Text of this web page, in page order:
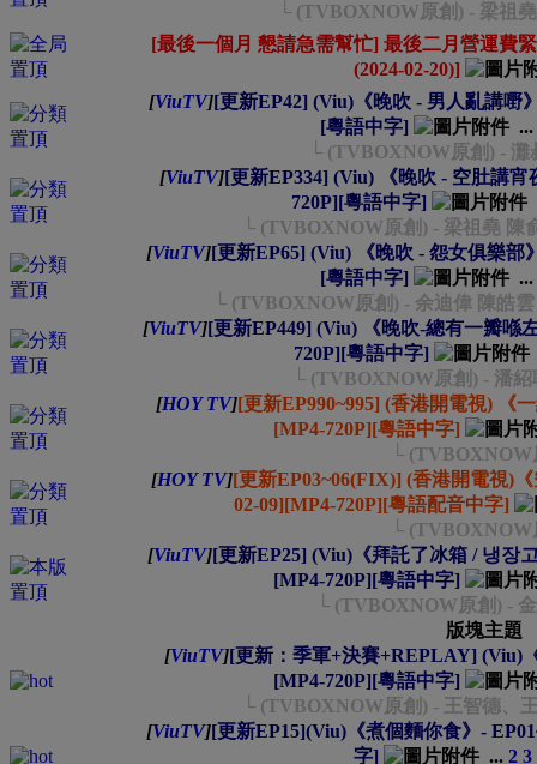
└ (TVBOXNOW原創) - 梁祖
[最後一個月 懇請急需幫忙] 最後二月營運費
(2024-02-20)]
[ViuTV][更新EP42] (Viu)《晚吹 - 男人亂講嘢
[粵語中字]
...
└ (TVBOXNOW原創) - 灘
[ViuTV][更新EP334] (Viu) 《晚吹 - 空肚講宵
720P][粵語中字]
└ (TVBOXNOW原創) - 梁祖堯 陳
[ViuTV][更新EP65] (Viu) 《晚吹 - 怨女俱樂部
[粵語中字]
...
└ (TVBOXNOW原創) - 余迪偉 陳皓
[ViuTV][更新EP449] (Viu) 《晚吹-總有一瓣喺
720P][粵語中字]
└ (TVBOXNOW原創) - 潘
[HOY TV][更新EP990~995] (香港開電視) 《
[MP4-720P][粵語中字]
└ (TVBOXNOW
[HOY TV][更新EP03~06(FIX)] (香港開電視)
02-09][MP4-720P][粵語配音中字]
└ (TVBOXNOW
[ViuTV][更新EP25] (Viu)《拜託了冰箱 / 냉장
[MP4-720P][粵語中字]
└ (TVBOXNOW原創) -
版塊主題
[ViuTV][更新：季軍+決賽+REPLAY] (Viu)
[MP4-720P][粵語中字]
└ (TVBOXNOW原創) - 王智德、
[ViuTV][更新EP15](Viu)《煮個麵你食》-
字]
... 2 3